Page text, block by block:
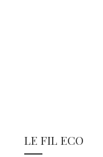
LE FIL ECO